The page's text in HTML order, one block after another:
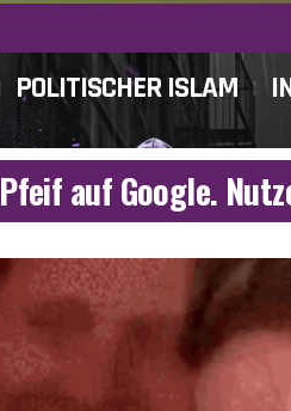
POLITISCHER ISLAM
Pfeif auf Google.